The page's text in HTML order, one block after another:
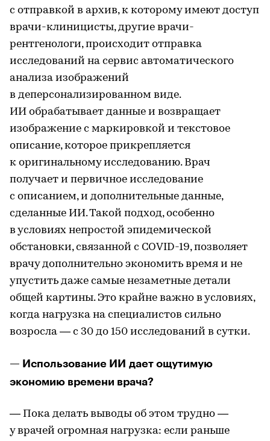
с отправкой в архив, к которому имеют доступ
врачи-клиницисты, другие врачи-
рентгенологи, происходит отправка
исследований на сервис автоматического
анализа изображений
в деперсонализированном виде.
ИИ обрабатывает данные и возвращает
изображение с маркировкой и текстовое
описание, которое прикрепляется
к оригинальному исследованию. Врач
получает и первичное исследование
с описанием, и дополнительные данные,
сделанные ИИ. Такой подход, особенно
в условиях непростой эпидемической
обстановки, связанной с COVID-19, позволяет
врачу дополнительно экономить время и не
упустить даже самые незаметные детали
общей картины. Это крайне важно в условиях,
когда нагрузка на специалистов сильно
возросла — c 30 до 150 исследований в сутки.
— Использование ИИ дает ощутимую
экономию времени врача?
— Пока делать выводы об этом трудно —
у врачей огромная нагрузка: если раньше